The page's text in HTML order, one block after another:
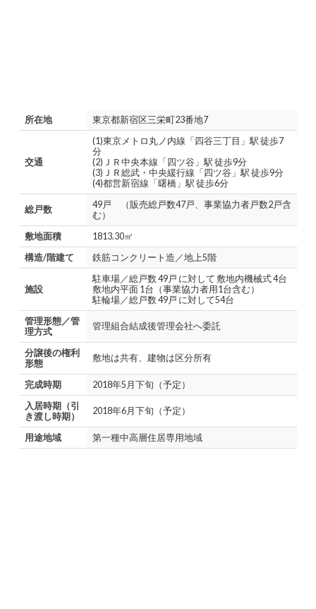
所在地 東京都新宿区三栄町23番地7
交通
(1)東京メトロ丸ノ内線「四谷三丁目」駅 徒歩7
分
(2)ＪＲ中央本線「四ツ谷」駅 徒歩9分
(3)ＪＲ総武・中央緩行線「四ツ谷」駅 徒歩9分
(4)都営新宿線「曙橋」駅 徒歩6分
総戸数
49戸 （販売総戸数47戸、事業協力者戸数2戸含
む）
敷地面積
1813.30㎡
構造/階建て
鉄筋コンクリート造／地上5階
施設
駐車場／総戸数 49戸 に対して 敷地内機械式 4台
敷地内平面 1台（事業協力者用1台含む）
駐輪場／総戸数 49戸 に対して54台
管理形態／管
理方式
管理組合結成後管理会社へ委託
分譲後の権利
形態
敷地は共有、建物は区分所有
完成時期
2018年5月下旬（予定）
入居時期（引
き渡し時期）
2018年6月下旬（予定）
用途地域 第一種中高層住居専用地域